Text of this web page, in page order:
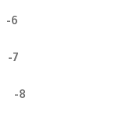
6-
7-
8-